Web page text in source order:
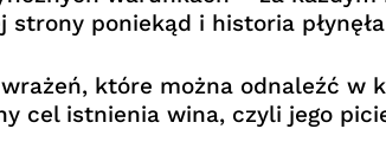
poniekąd i historia
które można odnaleźć w
cel istnienia wina, czyli jego